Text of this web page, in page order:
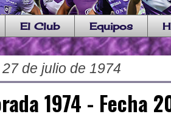
El Club Equipos
de julio de 1974
1974 - Fecha